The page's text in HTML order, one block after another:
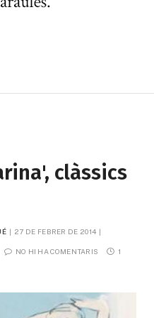
clàssics
27 DE FEBRER DE 2014
NO HI HA COMENTARIS
1